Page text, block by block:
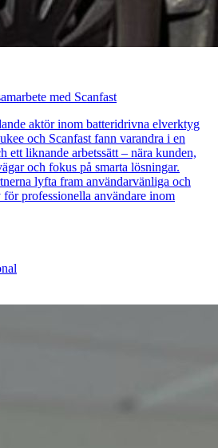
med Scanfast
aktör inom batteridrivna elverktyg
och Scanfast fann varandra i en
ett liknande arbetssätt – nära kunden,
och fokus på smarta lösningar.
lyfta fram användarvänliga och
professionella användare inom